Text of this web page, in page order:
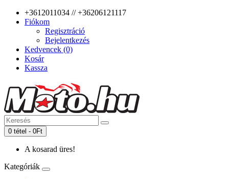
+3612011034 // +36206121117
Fiókom
Regisztráció
Bejelentkezés
Kedvencek (0)
Kosár
Kassza
0 tétel - 0Ft
A kosarad üres!
Kategóriák